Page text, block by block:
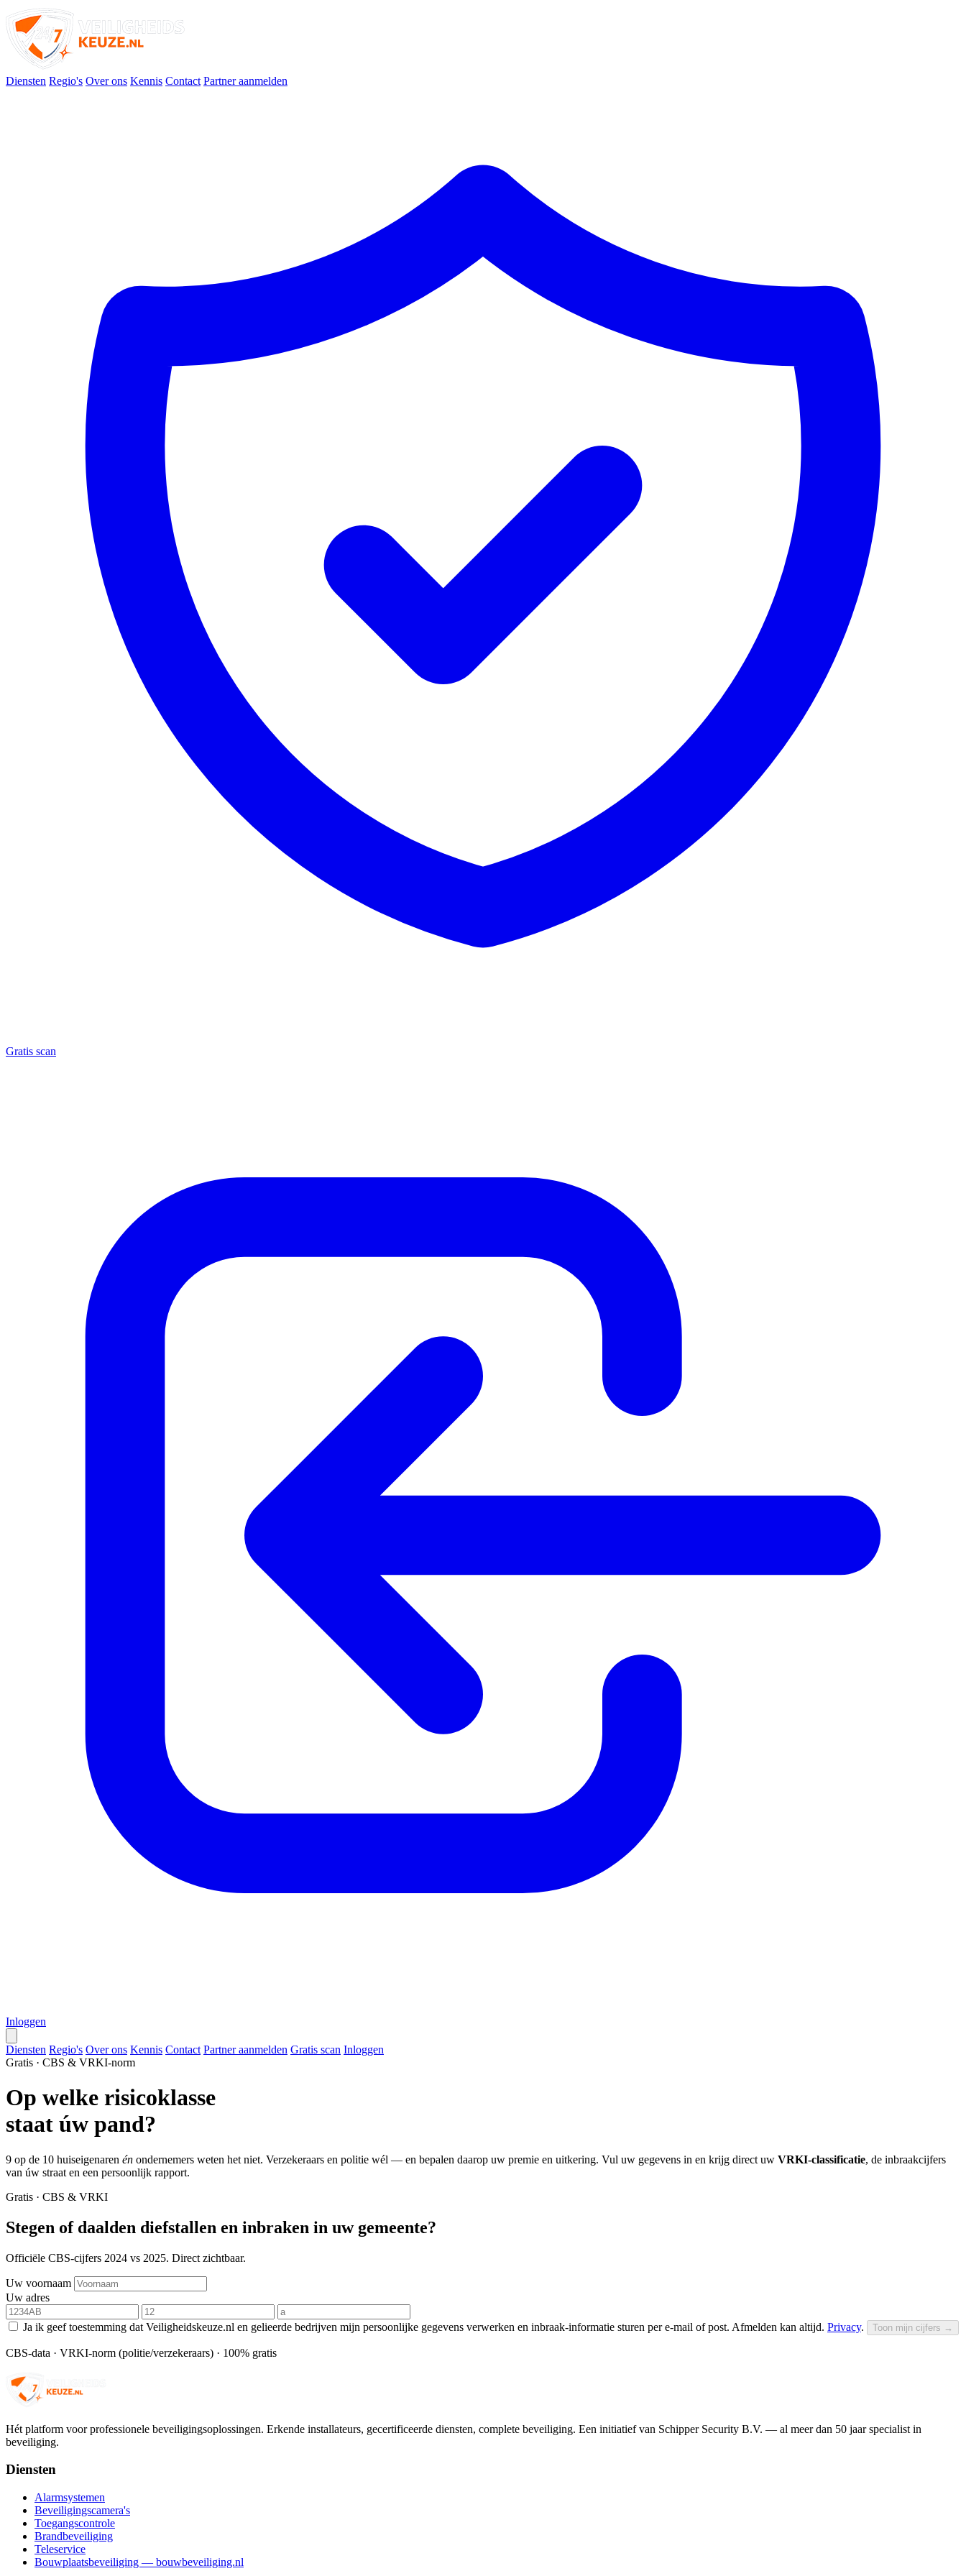
Diensten Regio's Over ons Kennis Contact Partner aanmelden
Gratis scan
Inloggen
Diensten Regio's Over ons Kennis Contact Partner aanmelden Gratis scan Inloggen
Gratis · CBS & VRKI-norm
Op welke risicoklasse
staat úw pand?
9 op de 10 huiseigenaren én ondernemers weten het niet. Verzekeraars en politie wél — en bepalen daarop uw premie en uitkering. Vul uw gegevens in en krijg direct uw VRKI-classificatie, de inbraakcijfers
van úw straat en een persoonlijk rapport.
Gratis · CBS & VRKI
Stegen of daalden diefstallen en inbraken in uw gemeente?
Officiële CBS-cijfers 2024 vs 2025. Direct zichtbaar.
Uw voornaam
Uw adres
Ja ik geef toestemming dat Veiligheidskeuze.nl en gelieerde bedrijven mijn persoonlijke gegevens verwerken en inbraak-informatie sturen per e-mail of post. Afmelden kan altijd. Privacy. Toon mijn cijfers →
CBS-data · VRKI-norm (politie/verzekeraars) · 100% gratis
Hét platform voor professionele beveiligingsoplossingen. Erkende installateurs, gecertificeerde diensten, complete beveiliging. Een initiatief van Schipper Security B.V. — al meer dan 50 jaar specialist in
beveiliging.
Diensten
Alarmsystemen
Beveiligingscamera's
Toegangscontrole
Brandbeveiliging
Teleservice
Bouwplaatsbeveiliging — bouwbeveiliging.nl